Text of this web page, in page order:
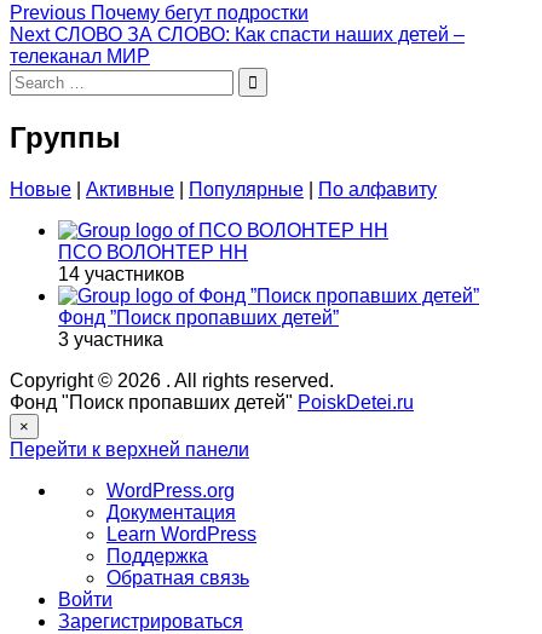
Навигация
по
записям
Previous Previous
post:
Почему бегут подростки
Next Next
post:
СЛОВО ЗА СЛОВО: Как спасти наших детей –
телеканал МИР
Search
for:
Группы
Новые Активные Популярные По алфавиту
ПСО ВОЛОНТЕР НН
14 участников
Фонд ”Поиск пропавших детей”
3 участника
Copyright © 2026 . All rights reserved.
Фонд "Поиск пропавших детей" PoiskDetei.ru
×
Перейти к верхней панели
WordPress
WordPress.org
Документация
Learn WordPress
Поддержка
Обратная связь
Войти
Зарегистрироваться